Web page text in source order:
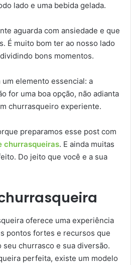
lado e uma bebida gelada.
aguarda com ansiedade e que
É muito bom ter ao nosso lado
bons momentos.
elemento essencial: a
for uma boa opção, não adianta
churrasqueiro experiente.
preparamos esse post com
churrasqueiras. E ainda muitas
Do jeito que você e a sua
oferece uma experiência
pontos fortes e recursos que
seu churrasco e sua diversão.
perfeita, existe um modelo